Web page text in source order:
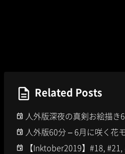
Related Posts
人外版深夜の真剣お絵描き
人外版60分 – 6月に咲く花
【Inktober2019】#18, #21,